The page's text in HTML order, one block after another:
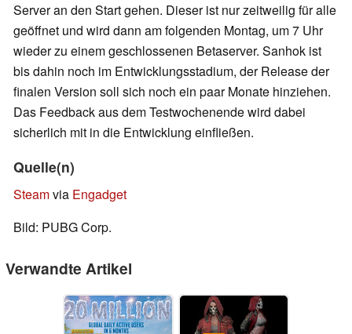
Server an den Start gehen. Dieser ist nur zeitweilig für alle
geöffnet und wird dann am folgenden Montag, um 7 Uhr
wieder zu einem geschlossenen Betaserver. Sanhok ist
bis dahin noch im Entwicklungsstadium, der Release der
finalen Version soll sich noch ein paar Monate hinziehen.
Das Feedback aus dem Testwochenende wird dabei
sicherlich mit in die Entwicklung einfließen.
Quelle(n)
Steamvia Engadget
Bild: PUBG Corp.
Verwandte Artikel